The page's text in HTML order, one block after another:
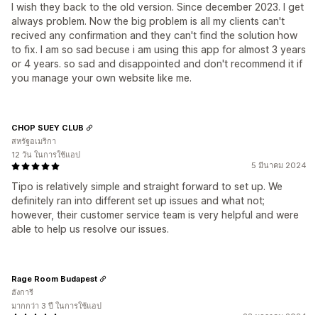
I wish they back to the old version. Since december 2023. I get
always problem. Now the big problem is all my clients can't
recived any confirmation and they can't find the solution how
to fix. I am so sad becuse i am using this app for almost 3 years
or 4 years. so sad and disappointed and don't recommend it if
you manage your own website like me.
5 มีนาคม 2024
Tipo is relatively simple and straight forward to set up. We
definitely ran into different set up issues and what not;
however, their customer service team is very helpful and were
able to help us resolve our issues.
CHOP SUEY CLUB
สหรัฐอเมริกา
12 วัน ในการใช้แอป
Rage Room Budapest
ฮังการี
มากกว่า 3 ปี ในการใช้แอป